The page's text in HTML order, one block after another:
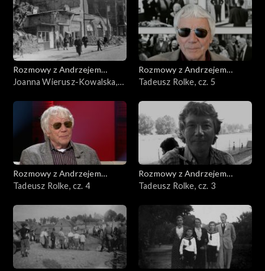
Rozmowy z Andrzejem
Doboszem
Joanna Wierusz-Kowalska,
Rozmowy z Andrzejem
Doboszem
Tadeusz Rolke, cz. 5
Rozmowy z Andrzejem
Doboszem
Tadeusz Rolke, cz. 4
Rozmowy z Andrzejem
Doboszem
Tadeusz Rolke, cz. 3